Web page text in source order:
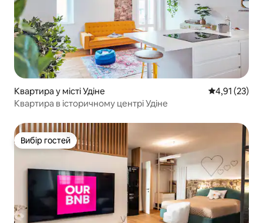
Квартира у місті Удіне Середня
4,91 (23)
Квартира в історичному центрі Удіне
Вибір гостей
Вибір гостей